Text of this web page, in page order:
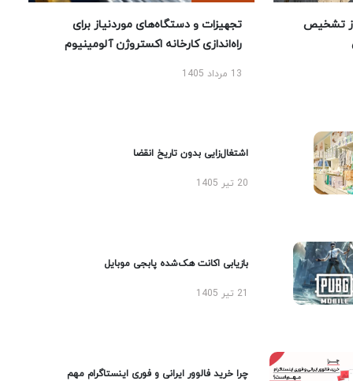
تشخیص
تجهیزات و دستگاه‌های موردنیاز برای
راه‌اندازی کارخانه اکستروژن آلومینیوم
13 مرداد 1405
اشتغال‌زایی بدون تاریخ انقضا
20 تیر 1405
بازیابی اکانت هک‌شده پابجی موبایل
چرا خرید فالوور ایرانی و فوری اینستاگرام مهم